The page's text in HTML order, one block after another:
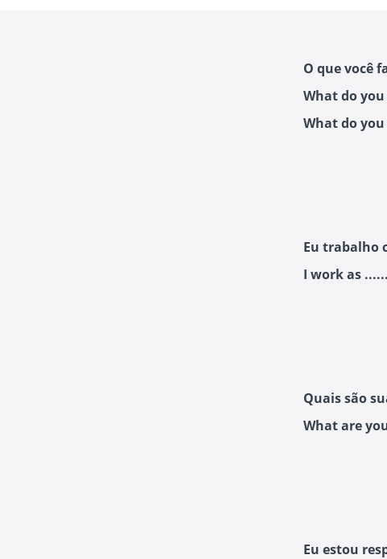
O que você
What do you
What do
Eu trabalho
I work as ......
Quais são
What are
Eu estou